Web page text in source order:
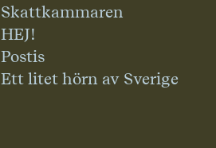
Skattkammaren
HEJ!
Postis
Ett litet hörn av Sverige